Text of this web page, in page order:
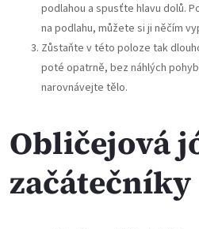
podlahou a spusťte hlavu dolů.
na podlahu, můžete si ji něčím
Zůstaňte v této poloze tak
poté opatrně, bez náhlých
narovnávejte tělo.
Obličejová
začátečníky